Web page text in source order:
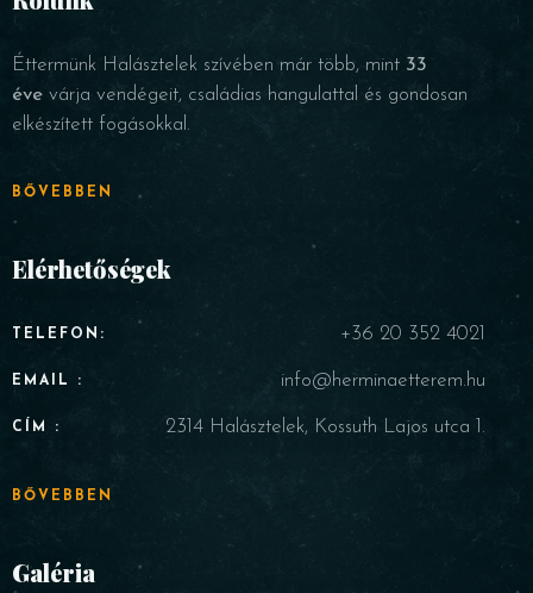
Éttermünk Halásztelek szívében már több, mint 33
éve várja vendégeit, családias hangulattal és gondosan
elkészített fogásokkal.
BŐVEBBEN
Elérhetőségek
TELEFON: +36 20 352 4021
EMAIL : info@herminaetterem.hu
CÍM : 2314 Halásztelek, Kossuth Lajos utca 1.
BŐVEBBEN
Galéria